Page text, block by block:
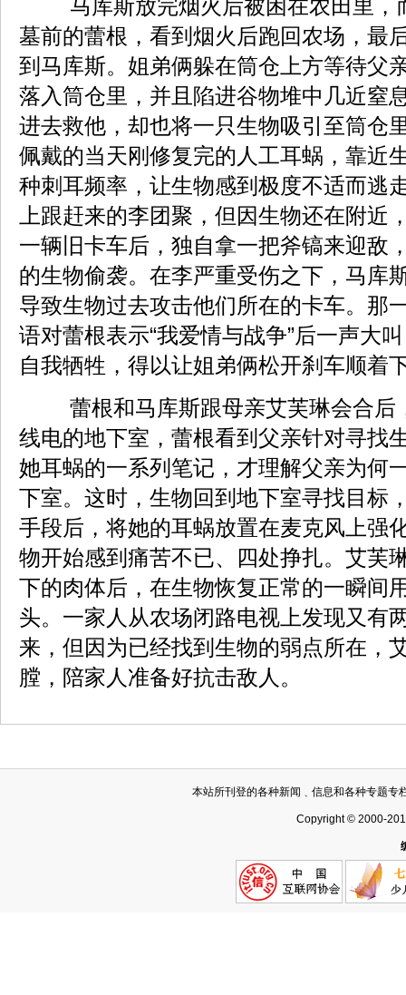
马库斯放完烟火后被困在农田里，
墓前的蕾根，看到烟火后跑回农场，最
到马库斯。姐弟俩躲在筒仓上方等待父
落入筒仓里，并且陷进谷物堆中几近窒
进去救他，却也将一只生物吸引至筒仓
佩戴的当天刚修复完的人工耳蜗，靠近
种刺耳频率，让生物感到极度不适而逃
上跟赶来的李团聚，但因生物还在附近
一辆旧卡车后，独自拿一把斧镐来迎敌
的生物偷袭。在李严重受伤之下，马库
导致生物过去攻击他们所在的卡车。那
语对蕾根表示“我爱情与战争”后一声大
自我牺牲，得以让姐弟俩松开刹车顺着
蕾根和马库斯跟母亲艾芙琳会合后
线电的地下室，蕾根看到父亲针对寻找
她耳蜗的一系列笔记，才理解父亲为何
下室。这时，生物回到地下室寻找目标
手段后，将她的耳蜗放置在麦克风上强
物开始感到痛苦不已、四处挣扎。艾芙
下的肉体后，在生物恢复正常的一瞬间
头。一家人从农场闭路电视上发现又有
来，但因为已经找到生物的弱点所在，
膛，陪家人准备好抗击敌人。
本站所刊登的各种新闻﹑信息和各种专题专
Copyright © 2000-